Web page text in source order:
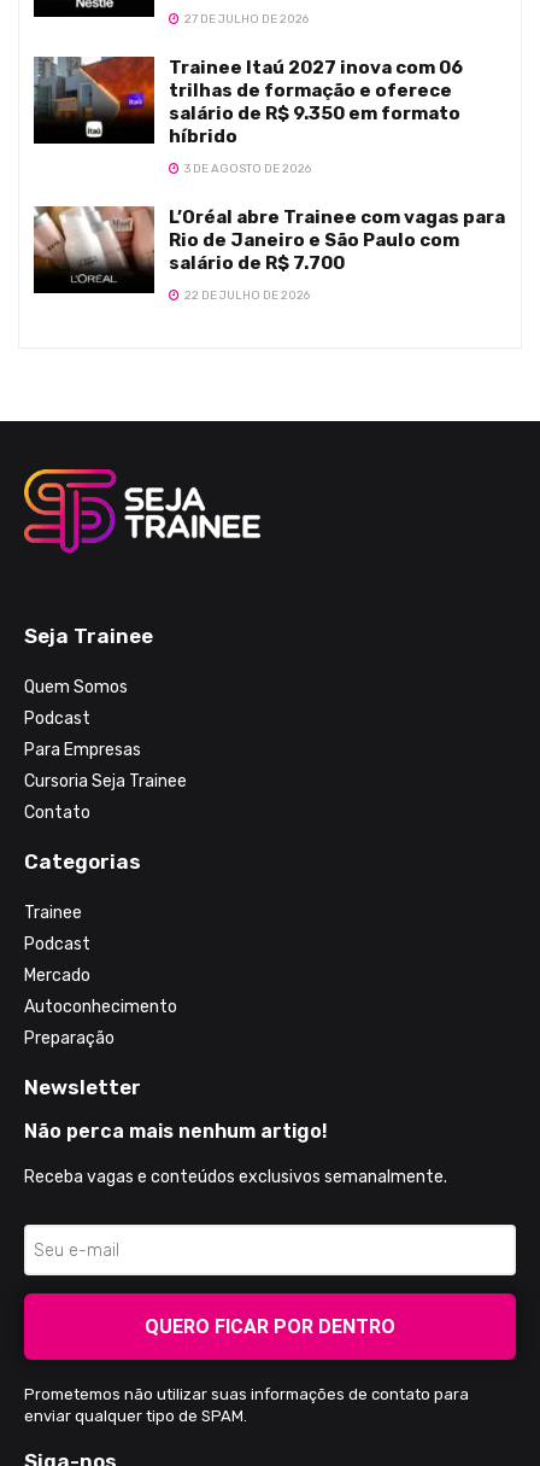
27 DE JULHO DE 2026
Trainee Itaú 2027 inova com 06
trilhas de formação e oferece
salário de R$ 9.350 em formato
híbrido
3 DE AGOSTO DE 2026
L’Oréal abre Trainee com vagas para
Rio de Janeiro e São Paulo com
salário de R$ 7.700
22 DE JULHO DE 2026
Seja Trainee
Quem Somos
Podcast
Para Empresas
Cursoria Seja Trainee
Contato
Categorias
Trainee
Podcast
Mercado
Autoconhecimento
Preparação
Newsletter
Não perca mais nenhum artigo!
Receba vagas e conteúdos exclusivos semanalmente.
QUERO FICAR POR DENTRO
Prometemos não utilizar suas informações de contato para
enviar qualquer tipo de SPAM.